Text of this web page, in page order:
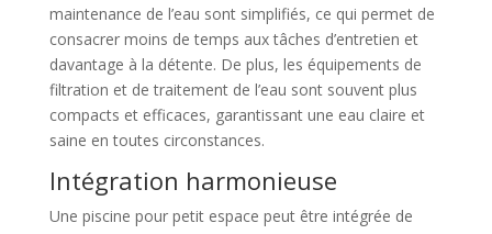
maintenance de l’eau sont simplifiés, ce qui permet de
consacrer moins de temps aux tâches d’entretien et
davantage à la détente. De plus, les équipements de
filtration et de traitement de l’eau sont souvent plus
compacts et efficaces, garantissant une eau claire et
saine en toutes circonstances.
Intégration harmonieuse
Une piscine pour petit espace peut être intégrée de